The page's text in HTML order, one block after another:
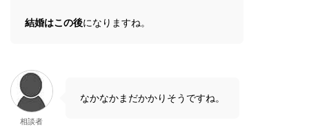
結婚はこの後になりますね。
相談者
なかなかまだかかりそうですね。